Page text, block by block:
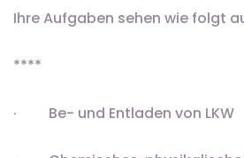
Ihre Aufgaben sehen wie folgt
****
· Be- und Entladen von LKW